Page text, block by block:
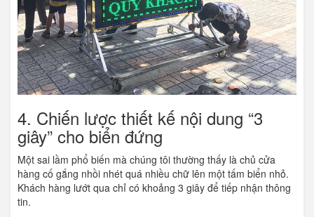
4. Chiến lược thiết kế nội dung “3
giây” cho biển đứng
Một sai lầm phổ biến mà chúng tôi thường thấy là chủ cửa
hàng cố gắng nhồi nhét quá nhiều chữ lên một tấm biển nhỏ.
Khách hàng lướt qua chỉ có khoảng 3 giây để tiếp nhận thông
tin.